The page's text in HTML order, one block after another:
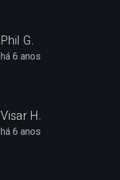
Phil G.
há 6 anos
Visar H.
há 6 anos